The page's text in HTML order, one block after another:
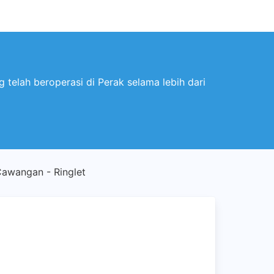
telah beroperasi di Perak selama lebih dari
- Ringlet